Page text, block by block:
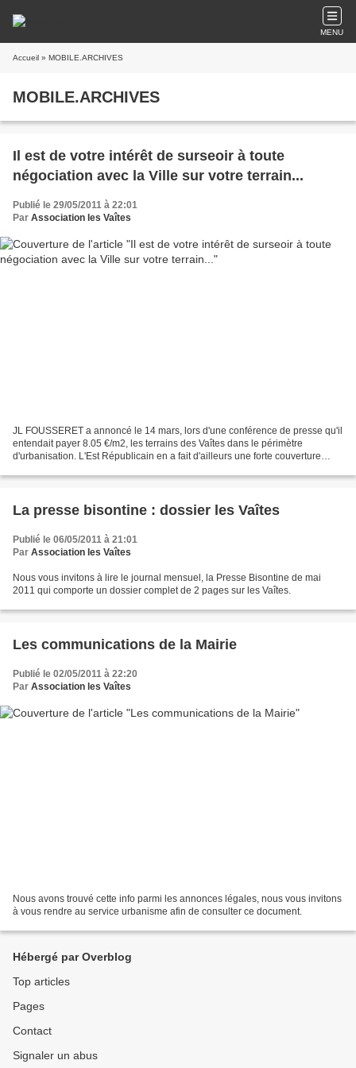
MENU
Accueil » MOBILE.ARCHIVES
MOBILE.ARCHIVES
Il est de votre intérêt de surseoir à toute
négociation avec la Ville sur votre terrain...
Publié le 29/05/2011 à 22:01
Par Association les Vaîtes
JL FOUSSERET a annoncé le 14 mars, lors d'une conférence de presse qu'il
entendait payer 8.05 €/m2, les terrains des Vaîtes dans le périmètre
d'urbanisation. L'Est Républicain en a fait d'ailleurs une forte couverture
La presse bisontine : dossier les Vaîtes
Publié le 06/05/2011 à 21:01
Par Association les Vaîtes
Nous vous invitons à lire le journal mensuel, la Presse Bisontine de mai
2011 qui comporte un dossier complet de 2 pages sur les Vaîtes.
Les communications de la Mairie
Publié le 02/05/2011 à 22:20
Par Association les Vaîtes
Nous avons trouvé cette info parmi les annonces légales, nous vous invitons
à vous rendre au service urbanisme afin de consulter ce document.
Hébergé par Overblog
Top articles
Pages
Contact
Signaler un abus